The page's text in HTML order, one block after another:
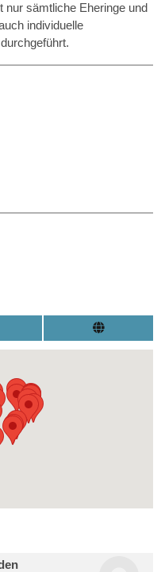
nur sämtliche Eheringe und
individuelle